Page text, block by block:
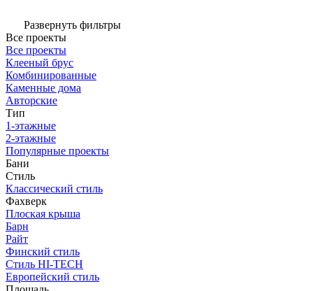
Развернуть фильтры
Все проекты
Все проекты
Клееный брус
Комбинированные
Каменные дома
Авторские
Тип
1-этажные
2-этажные
Популярные проекты
Бани
Стиль
Классический стиль
Фахверк
Плоская крыша
Барн
Райт
Финский стиль
Стиль HI-TECH
Европейский стиль